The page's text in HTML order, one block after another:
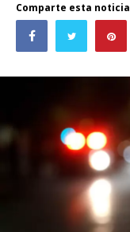
Comparte esta noticia